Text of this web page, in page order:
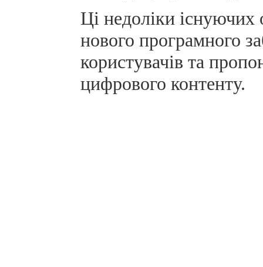
Ці недоліки існуючих
нового програмного
користувачів та
цифрового контенту.